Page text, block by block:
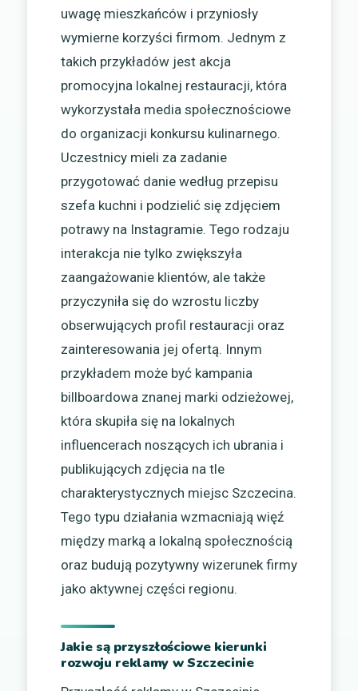
uwagę mieszkańców i przyniosły
wymierne korzyści firmom. Jednym z
takich przykładów jest akcja
promocyjna lokalnej restauracji, która
wykorzystała media społecznościowe
do organizacji konkursu kulinarnego.
Uczestnicy mieli za zadanie
przygotować danie według przepisu
szefa kuchni i podzielić się zdjęciem
potrawy na Instagramie. Tego rodzaju
interakcja nie tylko zwiększyła
zaangażowanie klientów, ale także
przyczyniła się do wzrostu liczby
obserwujących profil restauracji oraz
zainteresowania jej ofertą. Innym
przykładem może być kampania
billboardowa znanej marki odzieżowej,
która skupiła się na lokalnych
influencerach noszących ich ubrania i
publikujących zdjęcia na tle
charakterystycznych miejsc Szczecina.
Tego typu działania wzmacniają więź
między marką a lokalną społecznością
oraz budują pozytywny wizerunek firmy
jako aktywnej części regionu.
Jakie są przyszłościowe kierunki
rozwoju reklamy w Szczecinie